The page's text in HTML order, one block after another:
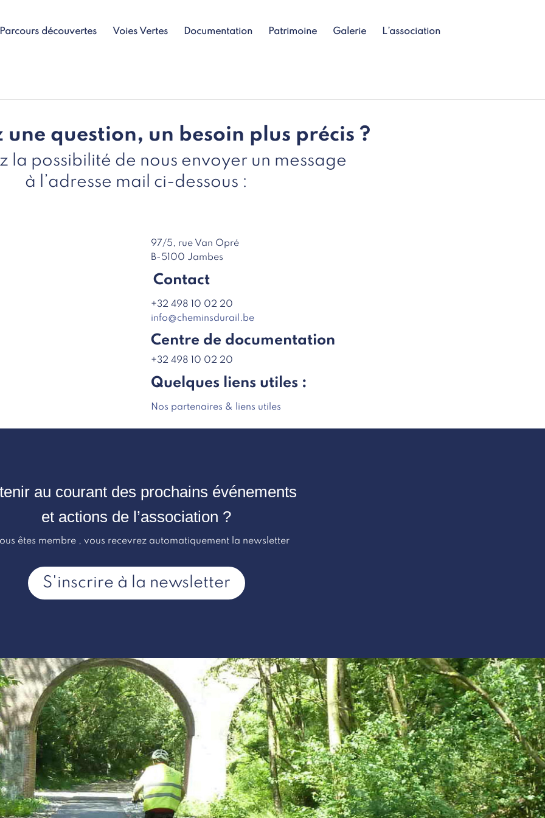
Parcours découvertes Voies Vertes Documentation Patrimoine Galerie L’association
une question, un besoin plus précis ?
la possibilité de nous envoyer un message
à l’adresse mail ci-dessous :
97/5, rue Van Opré
B-5100 Jambes
Contact
+32 498 10 02 20
info@cheminsdurail.be
Centre de documentation
+32 498 10 02 20
Quelques liens utiles :
Nos partenaires & liens utiles
au courant des prochains événements
et actions de l’association ?
êtes membre , vous recevrez automatiquement la newsletter
S'inscrire à la newsletter